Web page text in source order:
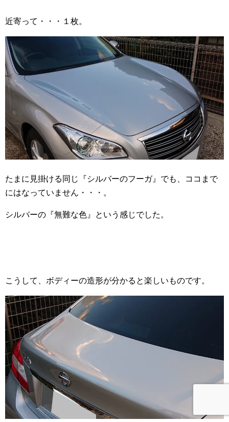
近寄って・・・１枚。
たまに見掛ける同じ『シルバーのフーガ』でも、ココまで
にはなっていません・・・。
シルバーの『無難な色』という感じでした。
こうして、ボディーの造形が分かると楽しいものです。